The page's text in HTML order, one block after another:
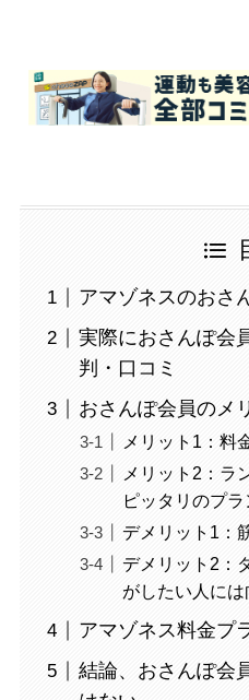
アマゾネスのおさ
実際におさんぽ会
判・口コミ
おさんぽ会員のメ
メリット1：料
メリット2：ラ
ピッタリのプラ
デメリット1：
デメリット2：
がしたい人に
アマゾネス料金プ
結論、おさんぽ会